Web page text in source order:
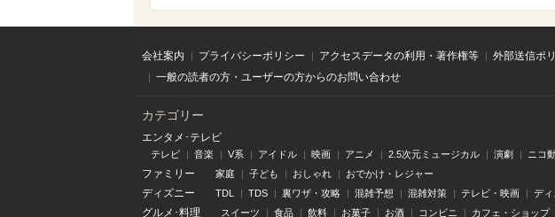
会社案内 プライバシーポリシー アクセスデータの利用・著作権等 外部送信ポ
一般の読者の方・ユーザーの方からのお問い合わせ
カテゴリー
エンタメ･テレビ
テレビ 音楽 V系 アイドル 映画 アニメ 2.5次元ミュージカル 演劇 ニコ
ファミリー 家庭 子ども おしゃれ おでかけ・レジャー
ディズニー TDL TDS 裏ワザ・攻略 混雑予想 混雑対策 テレビ・映画 ディ
グルメ･料理 スイーツ 食品 飲料 お菓子 お酒 コンビニ カフェ・ショップ